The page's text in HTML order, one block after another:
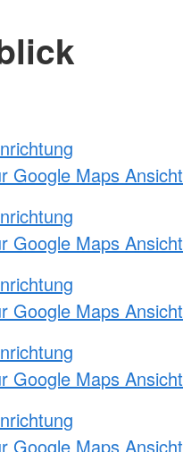
Google Maps Ansicht
Google Maps Ansicht
Google Maps Ansicht
Google Maps Ansicht
Google Maps Ansicht